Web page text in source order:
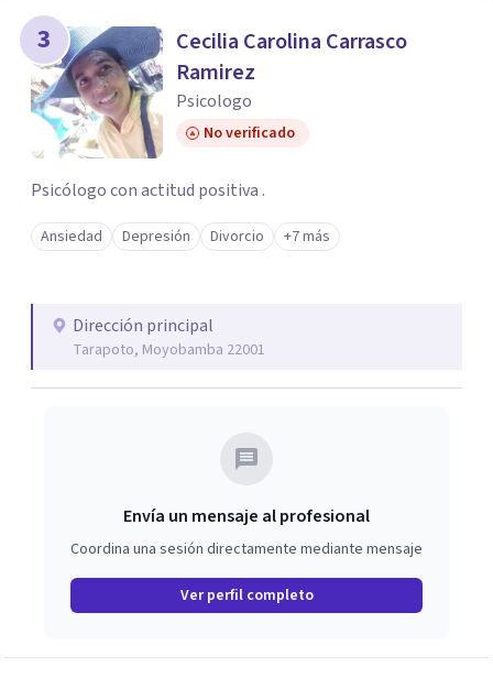
3
Cecilia Carolina Carrasco
Ramirez
Psicologo
No verificado
Psicólogo con actitud positiva .
Ansiedad Depresión Divorcio +7 más
Dirección principal
Tarapoto, Moyobamba 22001
Envía un mensaje al profesional
Coordina una sesión directamente mediante mensaje
Ver perfil completo